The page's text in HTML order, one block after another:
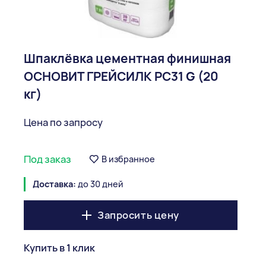
Шпаклёвка цементная финишная
ОСНОВИТ ГРЕЙСИЛК РС31 G (20
кг)
Цена по запросу
Под заказ В избранное
Доставка: до 30 дней
Запросить цену
Купить в 1 клик